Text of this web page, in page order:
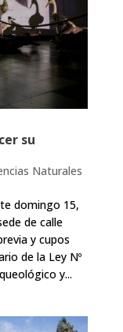
su
Naturales
domingo 15,
de calle
y cupos
de la Ley Nº
y...